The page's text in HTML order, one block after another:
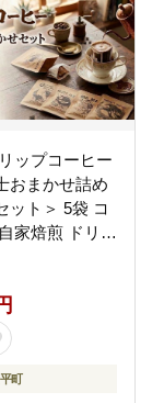
ップコーヒー
おまかせ詰め
＞ 5袋 コ
家焙煎 ドリッ
平
町